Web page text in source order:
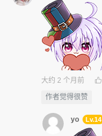
大约 2 个月前
作者觉得很赞
yo Lv.14